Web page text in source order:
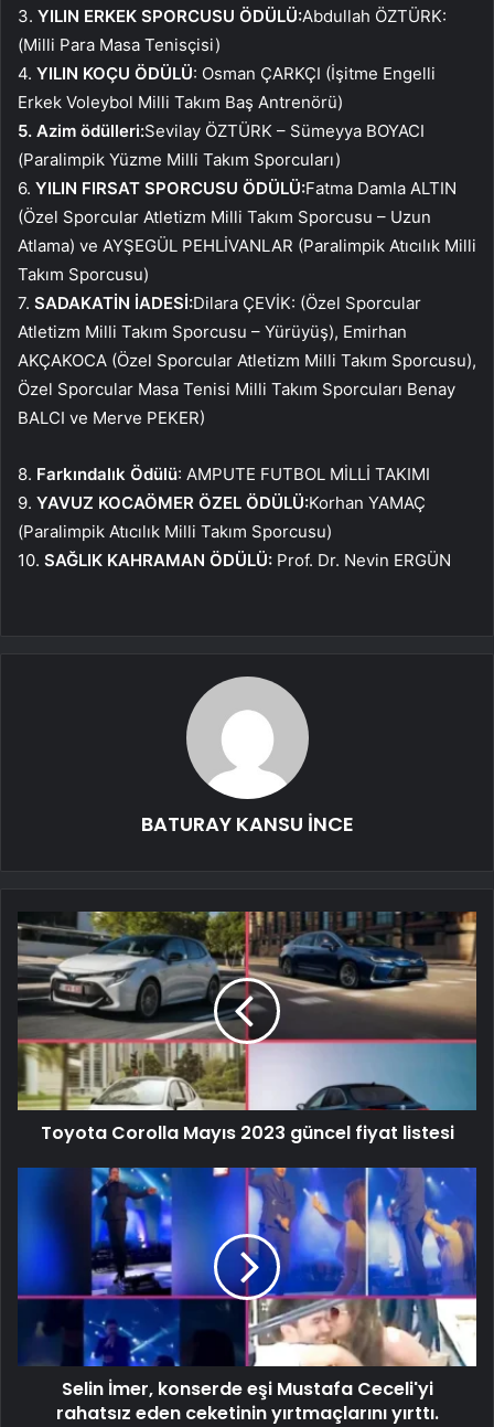
3. YILIN ERKEK SPORCUSU ÖDÜLÜ:Abdullah ÖZTÜRK:
(Milli Para Masa Tenisçisi)
4. YILIN KOÇU ÖDÜLÜ: Osman ÇARKÇI (İşitme Engelli
Erkek Voleybol Milli Takım Baş Antrenörü)
5. Azim ödülleri:Sevilay ÖZTÜRK – Sümeyya BOYACI
(Paralimpik Yüzme Milli Takım Sporcuları)
6. YILIN FIRSAT SPORCUSU ÖDÜLÜ:Fatma Damla ALTIN ​​​​
(Özel Sporcular Atletizm Milli Takım Sporcusu – Uzun
Atlama) ve AYŞEGÜL PEHLİVANLAR (Paralimpik Atıcılık Milli
Takım Sporcusu)
7. SADAKATİN İADESİ:Dilara ÇEVİK: (Özel Sporcular
Atletizm Milli Takım Sporcusu – Yürüyüş), Emirhan
AKÇAKOCA (Özel Sporcular Atletizm Milli Takım Sporcusu),
Özel Sporcular Masa Tenisi Milli Takım Sporcuları Benay
BALCI ve Merve PEKER)
8. Farkındalık Ödülü: AMPUTE FUTBOL MİLLİ TAKIMI
9. YAVUZ KOCAÖMER ÖZEL ÖDÜLÜ:Korhan YAMAÇ
(Paralimpik Atıcılık Milli Takım Sporcusu)
10. SAĞLIK KAHRAMAN ÖDÜLÜ: Prof. Dr. Nevin ERGÜN
BATURAY KANSU İNCE
Toyota Corolla Mayıs 2023 güncel fiyat listesi
Selin İmer, konserde eşi Mustafa Ceceli'yi
rahatsız eden ceketinin yırtmaçlarını yırttı.